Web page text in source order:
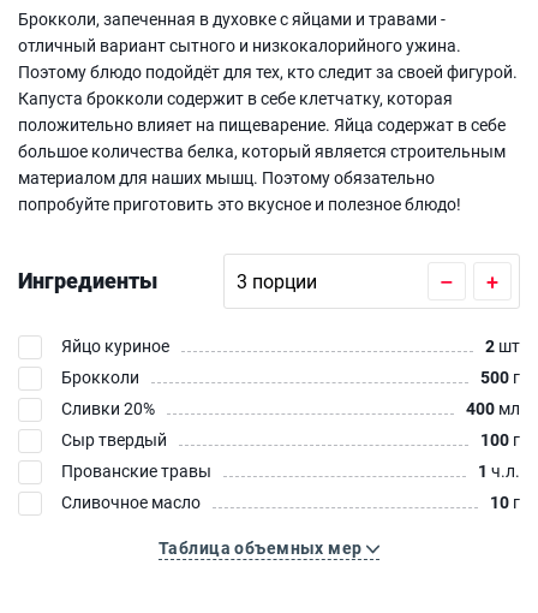
Брокколи, запеченная в духовке с яйцами и травами -
отличный вариант сытного и низкокалорийного ужина.
Поэтому блюдо подойдёт для тех, кто следит за своей фигурой.
Капуста брокколи содержит в себе клетчатку, которая
положительно влияет на пищеварение. Яйца содержат в себе
большое количества белка, который является строительным
материалом для наших мышц. Поэтому обязательно
попробуйте приготовить это вкусное и полезное блюдо!
Ингредиенты – +
Яйцо куриное 2 шт
Брокколи
500 г
Сливки 20%
400 мл
Сыр твердый
100 г
Прованские травы
1 ч.л.
Сливочное масло
10 г
Таблица объемных мер